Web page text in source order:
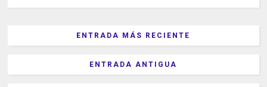
ENTRADA MÁS RECIENTE
ENTRADA ANTIGUA